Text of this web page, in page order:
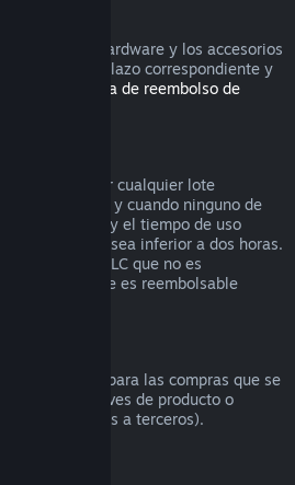
por el hardware y los accesorios
dentro del plazo correspondiente y
Política de reembolso de
completo por cualquier lote
siempre y cuando ninguno de
transferido, y el tiempo de uso
del lote sea inferior a dos horas.
de juego o DLC que no es
si todo el lote es reembolsable
reembolsos para las compras que se
ejemplo, claves de producto o
compradas a terceros).